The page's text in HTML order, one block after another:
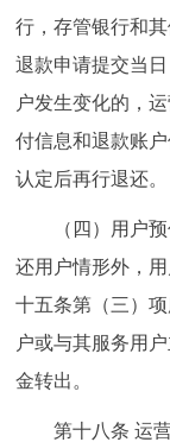
行，存管银行和
退款申请提交当
户发生变化的，
付信息和退款账
认定后再行退还。
（四）用户预
还用户情形外，
十五条第（三）
户或与其服务用
金转出。
第十八条 运营